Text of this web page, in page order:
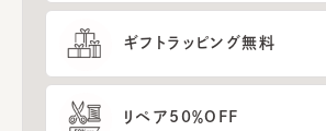
ギフトラッピング無料
リペア50％OFF